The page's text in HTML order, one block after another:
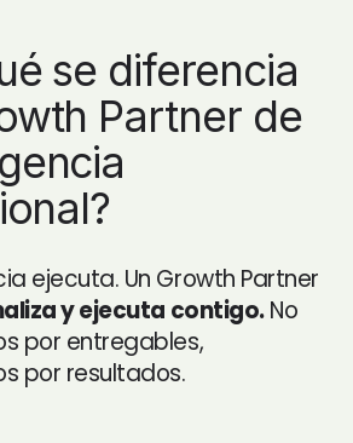
se diferencia
Partner de
ejecuta. Un Growth Partner
y ejecuta contigo.No
por entregables,
por resultados.